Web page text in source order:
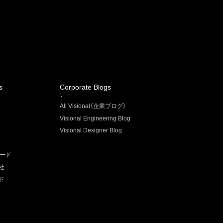
ド
Corporate Blogs
All Visional（企業ブログ）
Visional Engineering Blog
Visional Designer Blog